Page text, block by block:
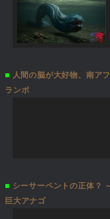
■ 人間の脳が大好物、南ア
ランボ
■ シーサーペントの正体？
巨大アナゴ